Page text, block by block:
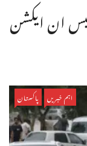
ان ایکشن
اہم خبریں پاکستان